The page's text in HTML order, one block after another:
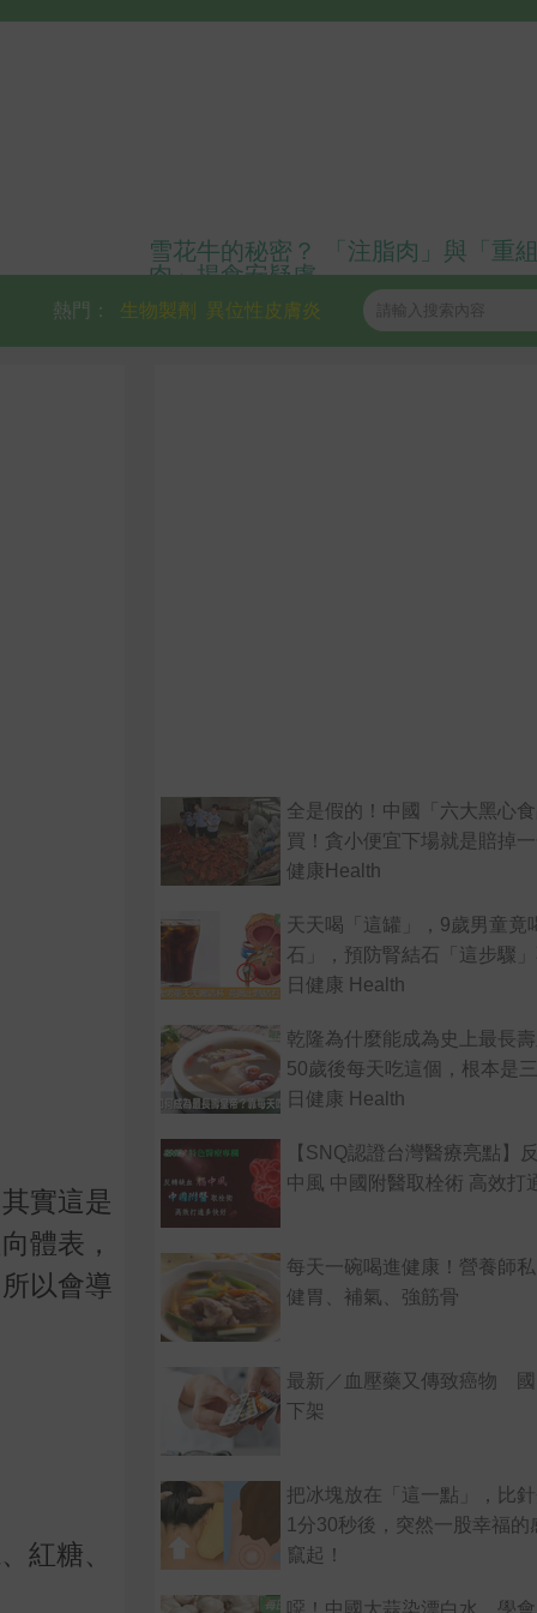
雪花牛的秘密？ 「注脂肉」與「重
肉」揭食安疑慮
異位性皮膚炎
生物製劑
熱門：
實這是
體表，
以會導
紅糖、
全是假的！中國「六大黑心
買！貪小便宜下場就是賠掉
健康Health
天天喝「這罐」，9歲男童竟
石」，預防腎結石「這步驟
日健康 Health
乾隆為什麼能成為史上最長
50歲後每天吃這個，根本是
日健康 Health
【SNQ認證台灣醫療亮點】
中風 中國附醫取栓術 高效打
每天一碗喝進健康！營養師
健胃、補氣、強筋骨
最新／血壓藥又傳致癌物
下架
把冰塊放在「這一點」，比
1分30秒後，突然一股幸福的
竄起！
噁！中國大蒜染漂白水，學